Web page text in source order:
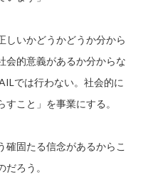
しいかどうかどうか分から
会的意義があるか分からな
では行わない。社会的に
こと」を事業にする。
確固たる信念があるからこ
ろう。